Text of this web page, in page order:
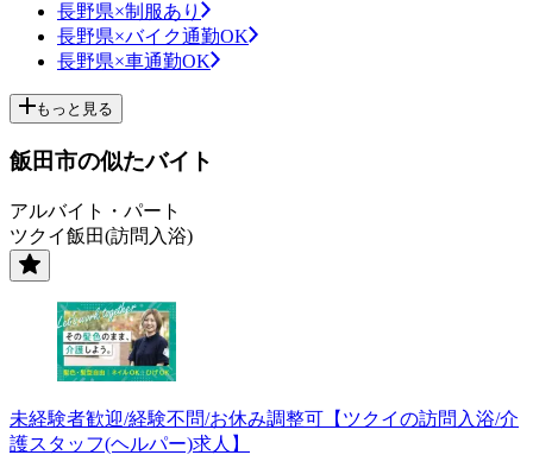
長野県×制服あり
長野県×バイク通勤OK
長野県×車通勤OK
もっと見る
飯田市の似たバイト
アルバイト・パート
ツクイ飯田(訪問入浴)
未経験者歓迎/経験不問/お休み調整可【ツクイの訪問入浴/介
護スタッフ(ヘルパー)求人】